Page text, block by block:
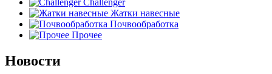
Challenger
Жатки навесные
Почвообработка
Прочее
Новости